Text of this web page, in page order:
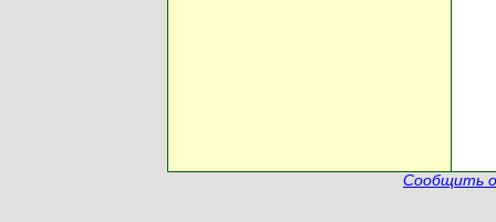
Сообщить о